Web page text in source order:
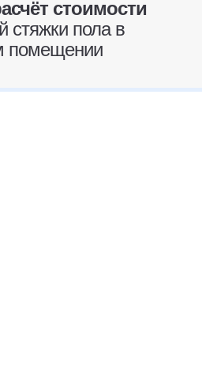
стоимости
стяжки пола в
помещении